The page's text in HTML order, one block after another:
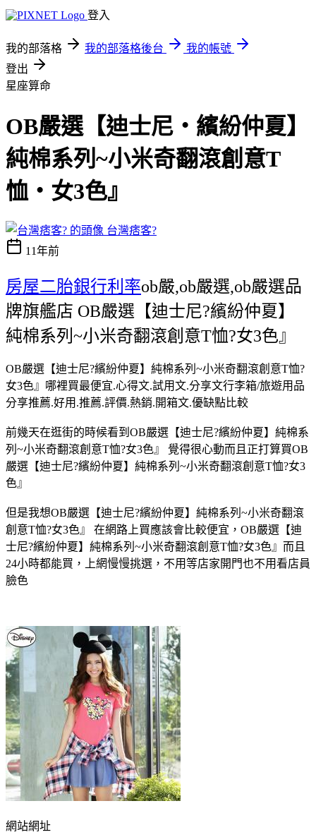
登入
我的部落格 我的部落格後台
我的帳號
登出
星座算命
OB嚴選【迪士尼‧繽紛仲夏】
純棉系列~小米奇翻滾創意T
恤‧女3色』
台灣痞客?
11年前
房屋二胎銀行利率ob嚴,ob嚴選,ob嚴選品
牌旗艦店 OB嚴選【迪士尼?繽紛仲夏】
純棉系列~小米奇翻滾創意T恤?女3色』
OB嚴選【迪士尼?繽紛仲夏】純棉系列~小米奇翻滾創意T恤?
女3色』哪裡買最便宜.心得文.試用文.分享文行李箱/旅遊用品
分享推薦.好用.推薦.評價.熱銷.開箱文.優缺點比較
前幾天在逛街的時候看到OB嚴選【迪士尼?繽紛仲夏】純棉系
列~小米奇翻滾創意T恤?女3色』 覺得很心動而且正打算買OB
嚴選【迪士尼?繽紛仲夏】純棉系列~小米奇翻滾創意T恤?女3
色』
但是我想OB嚴選【迪士尼?繽紛仲夏】純棉系列~小米奇翻滾
創意T恤?女3色』 在網路上買應該會比較便宜，OB嚴選【迪
士尼?繽紛仲夏】純棉系列~小米奇翻滾創意T恤?女3色』而且
24小時都能買，上網慢慢挑選，不用等店家開門也不用看店員
臉色
網站網址